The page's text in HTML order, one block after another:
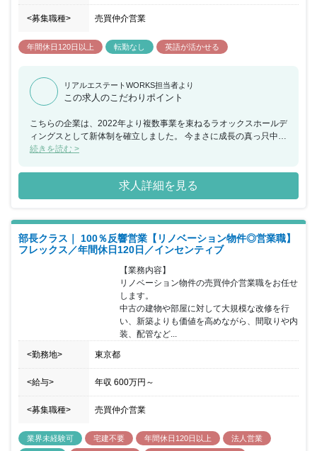
<募集職種> 売買仲介営業
年間休日120日以上 転勤なし 英語が活かせる
リアルエステートWORKS担当者より
この求人のこだわりポイント
こちらの企業は、2022年より複数事業を束ねるラオックスホールデ
ィングスとして新体制を確立しました。 今まさに成長の真っ只中で
ある企業で働けることは、キャリアの点では最大の魅力と言えるで
スキルアップと高待遇をどちらも手に入れたい方に最適の職場で
続きを読む >
求人詳細を見る
部長クラス｜ 100％反響営業【リノベーション物件◎営業職】
フレックス／年間休日120日／インセンティブ
【業務内容】
リノベーション物件の売買仲介営業職をお任せ
します。
中古の建物や部屋に対して大規模な改修を行
い、新築よりも価値を高めながら、間取りや内
装、配管など...
<勤務地> 東京都
<給与> 年収 600万円 ～
<募集職種> 売買仲介営業
業界未経験可 宅建不要 年間休日120日以上 法人営業